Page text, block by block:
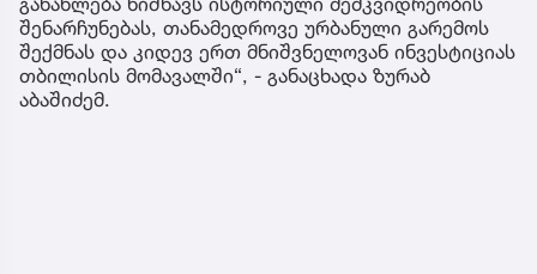
შენარჩუნებას, თანამედროვე ურბანული გარემოს
შექმნას და კიდევ ერთ მნიშვნელოვან ინვესტიციას
თბილისის მომავალში“, - განაცხადა ზურაბ
აბაშიძემ.